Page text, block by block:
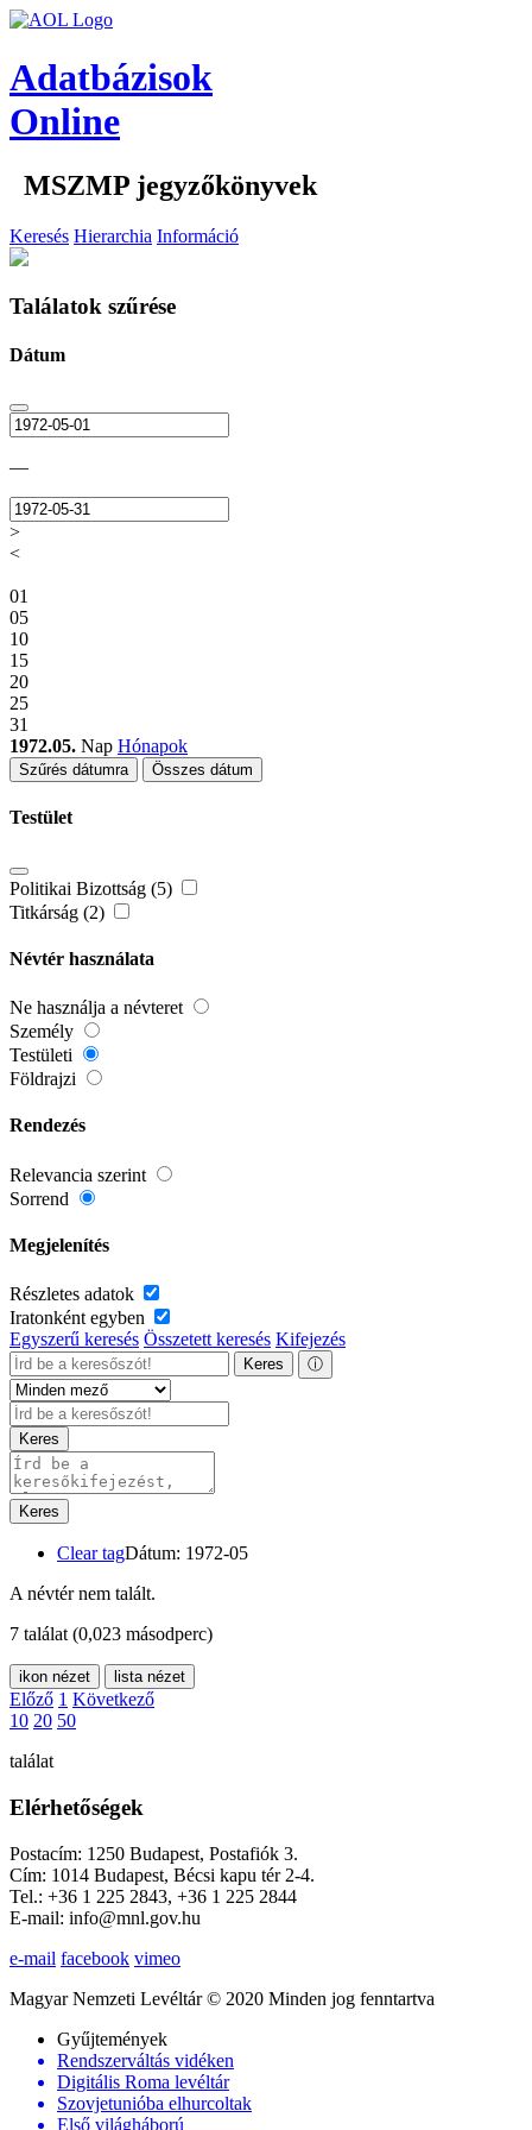
Adatbázisok
Online
MSZMP jegyzőkönyvek
Keresés Hierarchia Információ
Találatok szűrése
Dátum
—
>
<
01
05
10
15
20
25
31
1972.05. Nap Hónapok
Szűrés dátumra Összes dátum
Testület
Politikai Bizottság (5)
Titkárság (2)
Névtér használata
Ne használja a névteret
Személy
Testületi
Földrajzi
Rendezés
Relevancia szerint
Sorrend
Megjelenítés
Részletes adatok
Iratonként egyben
Egyszerű keresés Összetett keresés Kifejezés
Keres ⓘ
Keres
Keres
Clear tagDátum: 1972-05
A névtér nem talált.
7 találat (0,023 másodperc)
ikon nézet lista nézet
Előző 1 Következő
10 20 50
találat
Elérhetőségek
Postacím: 1250 Budapest, Postafiók 3.
Cím: 1014 Budapest, Bécsi kapu tér 2-4.
Tel.: +36 1 225 2843, +36 1 225 2844
E-mail: info@mnl.gov.hu
e-mail facebook vimeo
Magyar Nemzeti Levéltár © 2020 Minden jog fenntartva
Gyűjtemények
Rendszerváltás vidéken
Digitális Roma levéltár
Szovjetunióba elhurcoltak
Első világháború